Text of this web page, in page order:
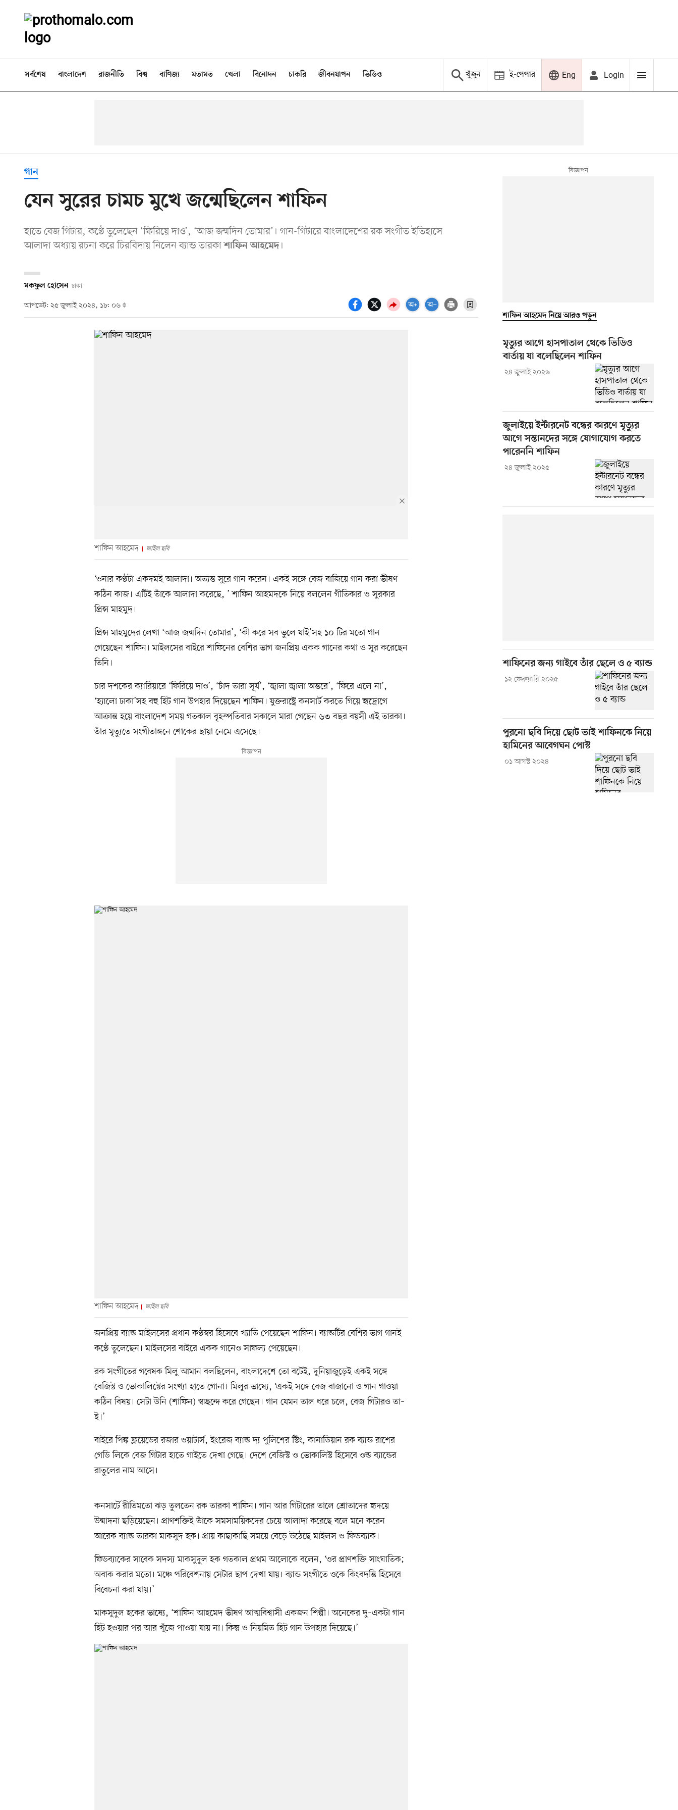
সর্বশেষ বাংলাদেশ রাজনীতি বিশ্ব বাণিজ্য মতামত খেলা বিনোদন চাকরি জীবনযাপন ভিডিও খুঁজুন ই-পেপার Eng Login
গান
যেন সুরের চামচ মুখে জন্মেছিলেন শাফিন
হাতে বেজ গিটার, কণ্ঠে তুলেছেন ‘ফিরিয়ে দাও’, ‘আজ জন্মদিন তোমার’। গান-গিটারে বাংলাদেশের রক সংগীত ইতিহাসে
আলাদা অধ্যায় রচনা করে চিরবিদায় নিলেন ব্যান্ড তারকাশাফিন আহমেদ।
মকফুল হোসেন ঢাকা
আপডেট: ২৫ জুলাই ২০২৪, ১৮: ০৬
শাফিন আহমেদ ফাইল ছবি
‘ওনার কণ্ঠটা একদমই আলাদা। অত্যন্ত সুরে গান করেন। একই সঙ্গে বেজ বাজিয়ে গান করা ভীষণ
কঠিন কাজ। এটিই তাঁকে আলাদা করেছে, ’ শাফিন আহমদকে নিয়ে বললেন গীতিকার ও সুরকার
প্রিন্স মাহমুদ।
প্রিন্স মাহমুদের লেখা ‘আজ জন্মদিন তোমার’, ‘কী করে সব ভুলে যাই’সহ ১০ টির মতো গান
গেয়েছেন শাফিন। মাইলসের বাইরে শাফিনের বেশির ভাগ জনপ্রিয় একক গানের কথা ও সুর করেছেন
তিনি।
চার দশকের ক্যারিয়ারে ‘ফিরিয়ে দাও’, ‘চাঁদ তারা সূর্য’, ‘জ্বালা জ্বালা অন্তরে’, ‘ফিরে এলে না’,
‘হ্যালো ঢাকা’সহ বহু হিট গান উপহার দিয়েছেন শাফিন। যুক্তরাষ্ট্রে কনসার্ট করতে গিয়ে হৃদ্রোগে
আক্রান্ত হয়ে বাংলাদেশ সময় গতকাল বৃহস্পতিবার সকালে মারা গেছেন ৬৩ বছর বয়সী এই তারকা।
তাঁর মৃত্যুতে সংগীতাঙ্গনে শোকের ছায়া নেমে এসেছে।
শাফিন আহমেদ ফাইল ছবি
জনপ্রিয় ব্যান্ড মাইলসের প্রধান কণ্ঠস্বর হিসেবে খ্যাতি পেয়েছেন শাফিন। ব্যান্ডটির বেশির ভাগ গানই
কণ্ঠে তুলেছেন। মাইলসের বাইরে একক গানেও সাফল্য পেয়েছেন।
রক সংগীতের গবেষক মিলু আমান বলছিলেন, বাংলাদেশে তো বটেই, দুনিয়াজুড়েই একই সঙ্গে
বেজিস্ট ও ভোকালিস্টের সংখ্যা হাতে গোনা। মিলুর ভাষ্যে, ‘একই সঙ্গে বেজ বাজানো ও গান গাওয়া
কঠিন বিষয়। সেটা উনি (শাফিন) স্বচ্ছন্দে করে গেছেন। গান যেমন তাল ধরে চলে, বেজ গিটারও তা–
ই।’
বাইরে পিঙ্ক ফ্লয়েডের রজার ওয়াটার্স, ইংরেজ ব্যান্ড দ্য পুলিশের স্টিং, কানাডিয়ান রক ব্যান্ড রাশের
গেডি লিকে বেজ গিটার হাতে গাইতে দেখা গেছে। দেশে বেজিস্ট ও ভোকালিস্ট হিসেবে ওন্ড ব্যান্ডের
রাতুলের নাম আসে।
কনসার্টে রীতিমতো ঝড় তুলতেন রক তারকা শাফিন। গান আর গিটারের তালে শ্রোতাদের হৃদয়ে
উন্মাদনা ছড়িয়েছেন। প্রাণশক্তিই তাঁকে সমসাময়িকদের চেয়ে আলাদা করেছে বলে মনে করেন
আরেক ব্যান্ড তারকা মাকসুদ হক। প্রায় কাছাকাছি সময়ে বেড়ে উঠেছে মাইলস ও ফিডব্যাক।
ফিডব্যাকের সাবেক সদস্য মাকসুদুল হক গতকাল প্রথম আলোকে বলেন, ‘ওর প্রাণশক্তি সাংঘাতিক;
অবাক করার মতো। মঞ্চে পরিবেশনায় সেটার ছাপ দেখা যায়। ব্যান্ড সংগীতে ওকে কিংবদন্তি হিসেবে
বিবেচনা করা যায়।’
মাকসুদুল হকের ভাষ্যে, ‘শাফিন আহমেদ ভীষণ আত্মবিশ্বাসী একজন শিল্পী। অনেকের দু–একটা গান
হিট হওয়ার পর আর খুঁজে পাওয়া যায় না। কিন্তু ও নিয়মিত হিট গান উপহার দিয়েছে।’
শাফিন আহমেদ নিয়ে আরও পড়ুন
মৃত্যুর আগে হাসপাতাল থেকে ভিডিও
বার্তায় যা বলেছিলেন শাফিন
২৪ জুলাই ২০২৬
জুলাইয়ে ইন্টারনেট বন্ধের কারণে মৃত্যুর
আগে সন্তানদের সঙ্গে যোগাযোগ করতে
পারেননি শাফিন
২৪ জুলাই ২০২৫
শাফিনের জন্য গাইবে তাঁর ছেলে ও ৫ ব্যান্ড
১২ ফেব্রুয়ারি ২০২৫
পুরনো ছবি দিয়ে ছোট ভাই শাফিনকে নিয়ে
হামিনের আবেগঘন পোস্ট
০১ আগস্ট ২০২৪